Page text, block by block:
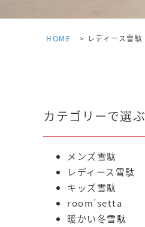
HOME レディース雪駄
カテゴリーで選ぶ
メンズ雪駄
レディース雪駄
キッズ雪駄
room’setta
暖かい冬雪駄